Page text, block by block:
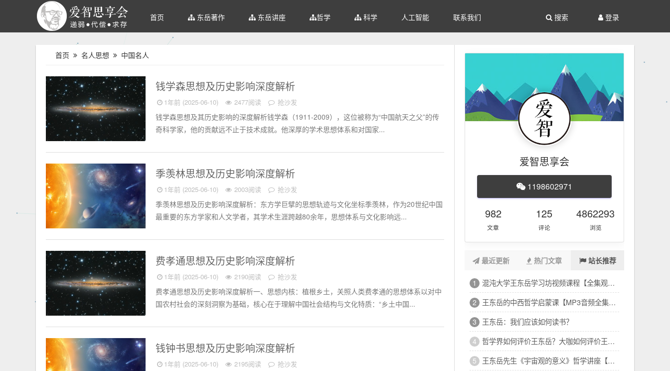
首页 东岳著作 东岳讲座 哲学 科学 人工智能 联系我们 登录
搜索
首页 名人思想 中国名人
中国名人 钱学森思想及历史影响深度解析
1年前 (2025-06-10) 2477阅读 抢沙发
钱学森思想及其历史影响的深度解析钱学森（1911-2009），这位被称为“中国航天之父”的传
奇科学家，他的贡献远不止于技术成就。他深厚的学术思想体系和对国家...
中国名人 季羡林思想及历史影响深度解析
1年前 (2025-06-10) 2003阅读 抢沙发
季羡林思想及历史影响深度解析：东方学巨擘的思想轨迹与文化坐标季羡林，作为20世纪中国
最重要的东方学家和人文学者，其学术生涯跨越80余年，思想体系与文化影响远...
中国名人 费孝通思想及历史影响深度解析
1年前 (2025-06-10) 2190阅读 抢沙发
费孝通思想及历史影响深度解析一、思想内核：植根乡土，关照人类费孝通的思想体系以对中
国农村社会的深刻洞察为基础，核心在于理解中国社会结构与文化特质：“乡土中国...
中国名人 钱钟书思想及历史影响深度解析
1年前 (2025-06-10) 2195阅读 抢沙发
爱智思享会
1198602971
982
文章
125
评论
4862293
浏览
最近更新 热门文章 站长推荐
1 混沌大学王东岳学习坊视频课程【全集观看下载】
2 王东岳的中西哲学启蒙课【MP3音频全集收听下载】
3 王东岳：我们应该如何读书？
4 哲学界如何评价王东岳？大咖如何评价王东岳？
5 王东岳先生《宇宙观的意义》哲学讲座【视频】